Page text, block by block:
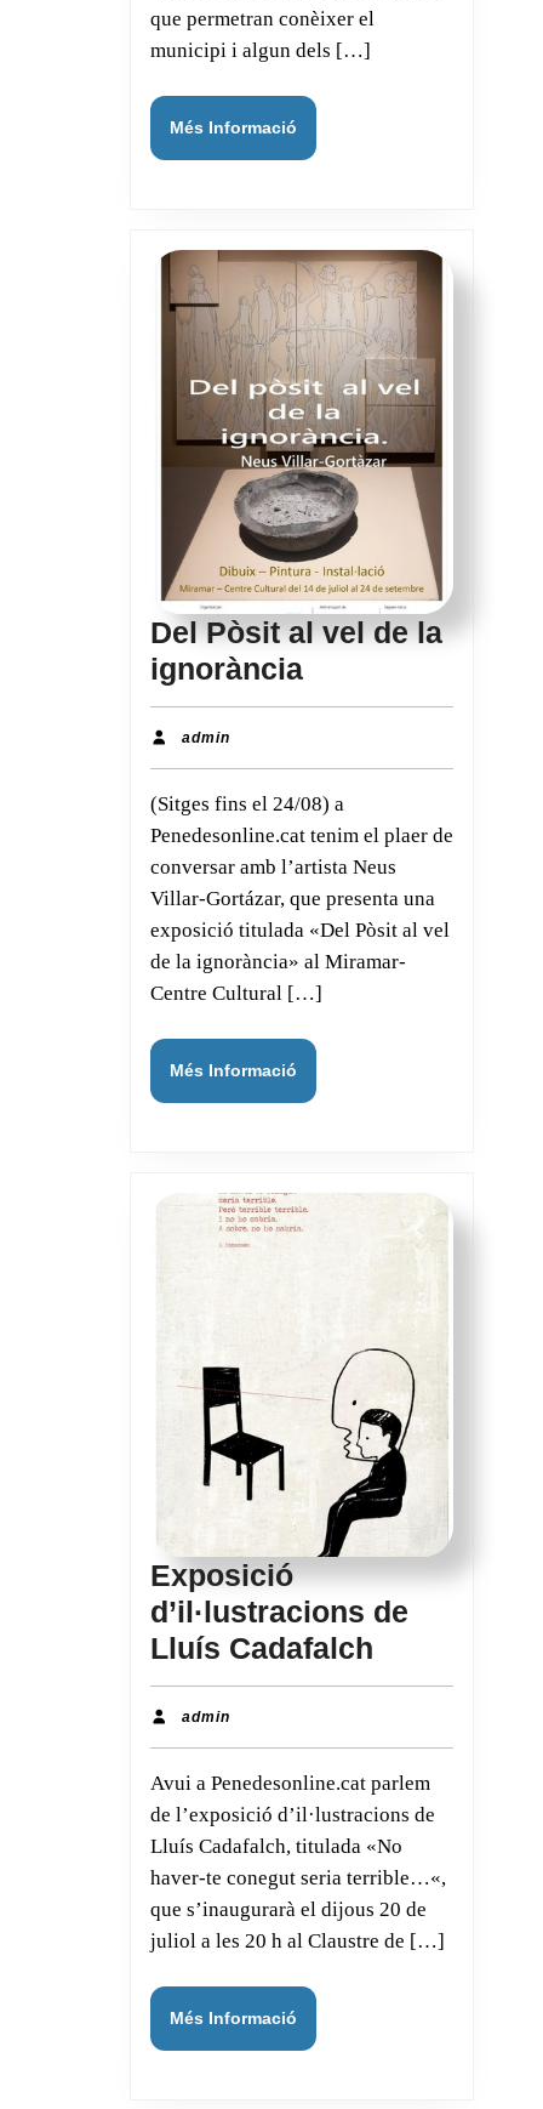
que permetran conèixer el
municipi i algun dels […]
Més Informació
Informació
Del Pòsit al vel de la
ignorànciaDel
Pòsit
vel
de
la
ignorància
admin
(Sitges fins el 24/08) a
Penedesonline.cat tenim el plaer de
conversar amb l’artista Neus
Villar-Gortázar, que presenta una
exposició titulada «Del Pòsit al vel
de la ignorància» al Miramar-
Centre Cultural […]
Més Informació
Informació
Exposició
d’il·lustracions de
Lluís Cadafalch
Lluís
Cadafalch
admin
Avui a Penedesonline.cat parlem
de l’exposició d’il·lustracions de
Lluís Cadafalch, titulada «No
haver-te conegut seria terrible…«,
que s’inaugurarà el dijous 20 de
juliol a les 20 h al Claustre de […]
Més Informació
Informació